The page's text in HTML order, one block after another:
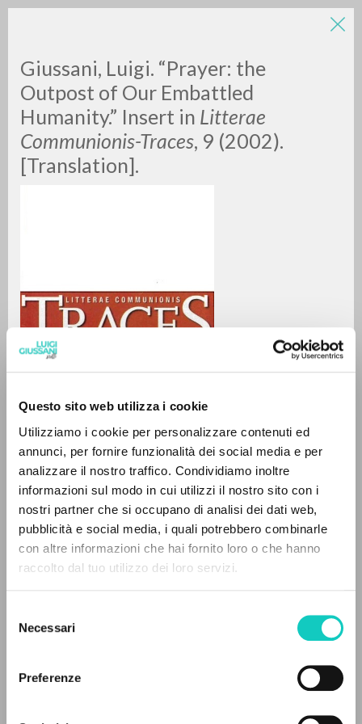
Questo sito web utilizza i cookie
Utilizziamo i cookie per personalizzare contenuti ed
annunci, per fornire funzionalità dei social media e per
analizzare il nostro traffico. Condividiamo inoltre
informazioni sul modo in cui utilizzi il nostro sito con i
nostri partner che si occupano di analisi dei dati web,
pubblicità e social media, i quali potrebbero combinarle
con altre informazioni che hai fornito loro o che hanno
raccolto dal tuo utilizzo dei loro servizi.
delNecessari
Preferenze
Giussani, Luigi. “Prayer: the
Outpost of Our Embattled
Humanity.” Insert in Litterae
Communionis-Traces, 9 (2002).
[Translation].
Inglese
Litterae Communionis-Traces
2002
09/12/2019
LUIGI
GIUSSANI
A
Z